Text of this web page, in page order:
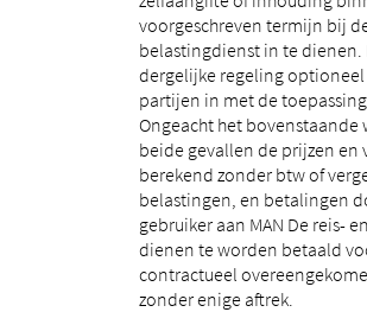
voorgeschreven termijn bij
belastingdienst in te dienen.
dergelijke regeling optioneel
partijen in met de toepassing
Ongeacht het bovenstaande
beide gevallen de prijzen en
berekend zonder btw of
belastingen, en betalingen
gebruiker aan MAN De reis-
dienen te worden betaald
contractueel
zonder enige aftrek.